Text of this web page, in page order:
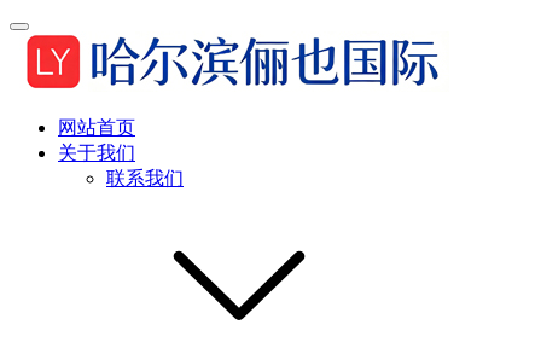
网站首页
关于我们
联系我们